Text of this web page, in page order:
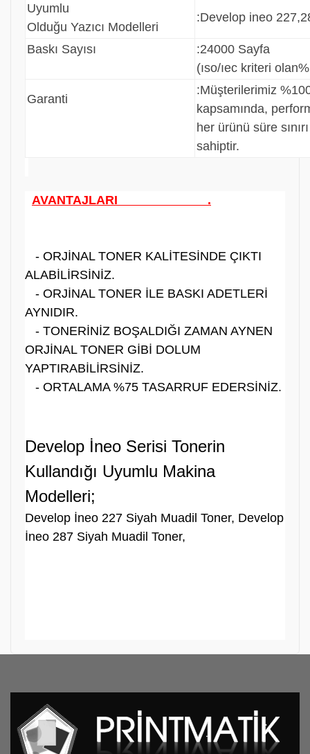
Uyumlu
Olduğu Yazıcı Modelleri
:Develop ineo
Baskı Sayısı
:24000 Sayfa
(ıso/ıec kriteri
Garanti
:Müşterilerimiz
kapsamında,
her ürünü süre
sahiptir.
AVANTAJLARI .
- ORJİNAL TONER KALİTESİNDE ÇIKTI
ALABİLİRSİNİZ.
- ORJİNAL TONER İLE BASKI ADETLERİ
AYNIDIR.
- TONERİNİZ BOŞALDIĞI ZAMAN AYNEN
ORJİNAL TONER GİBİ DOLUM
YAPTIRABİLİRSİNİZ.
- ORTALAMA %75 TASARRUF EDERSİNİZ.
Develop İneo Serisi Tonerin
Kullandığı Uyumlu Makina
Modelleri;
Develop İneo 227 Siyah Muadil Toner, Develop
İneo 287 Siyah Muadil Toner,